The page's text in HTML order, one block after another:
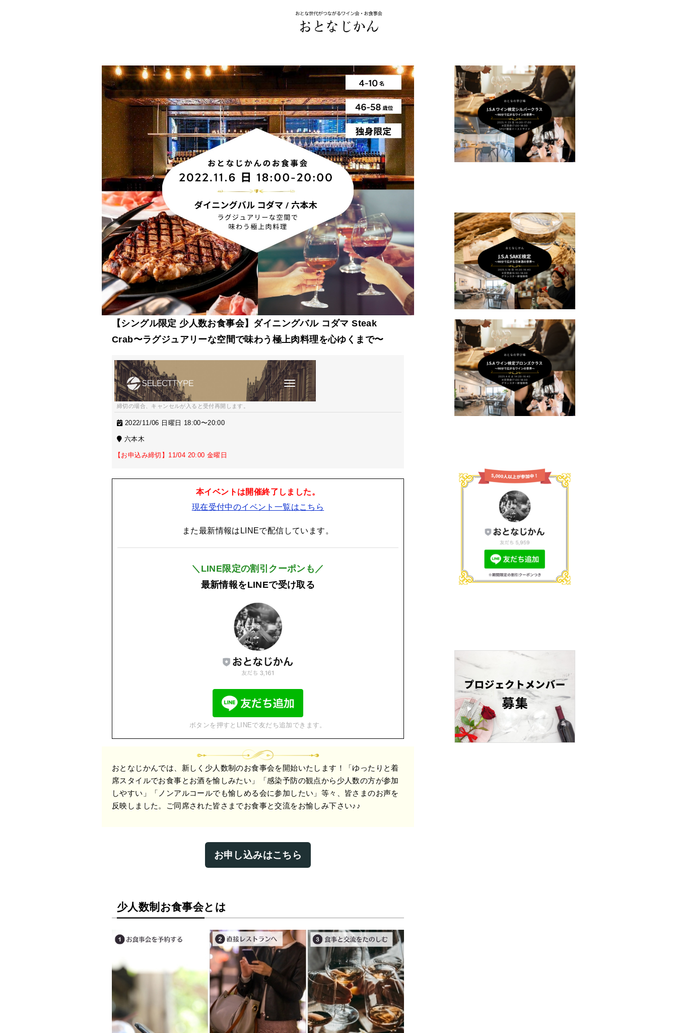
【シングル限定 少人数お食事会】ダイニングバル コダマ Steak
Crab〜ラグジュアリーな空間で味わう極上肉料理を心ゆくまで〜
締切の場合、キャンセルが入ると受付再開します。
2022/11/06 日曜日 18:00〜20:00
六本木
【お申込み締切】11/04 20:00 金曜日
本イベントは開催終了しました。
現在受付中のイベント一覧はこちら
また最新情報はLINEで配信しています。
＼LINE限定の割引クーポンも／
最新情報をLINEで受け取る
ボタンを押すとLINEで友だち追加できます。
おとなじかんでは、新しく少人数制のお食事会を開始いたします！「ゆったりと着
席スタイルでお食事とお酒を愉しみたい」「感染予防の観点から少人数の方が参加
しやすい」「ノンアルコールでも愉しめる会に参加したい」等々、皆さまのお声を
反映しました。ご同席された皆さまでお食事と交流をお愉しみ下さい♪♪
お申し込みはこちら
少人数制お食事会とは